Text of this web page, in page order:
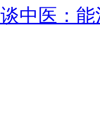
手拳打脚踢
中医：